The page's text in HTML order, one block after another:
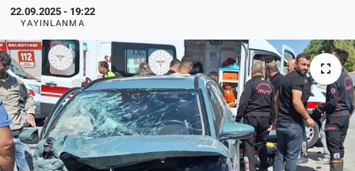
22.09.2025 - 19:22
YAYINLANMA
Sağlık
TEKNOLOJİ
Dünya
İlçeler
Haber Arşivi